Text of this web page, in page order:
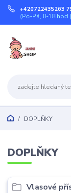
+420722435263
(Po-Pá, 8-18 hod.)
DOPLŇKY
DOPLŇKY
Vlasové